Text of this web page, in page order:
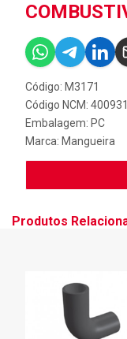
Código: M3171
Código NCM:
Embalagem: PC
Marca: Mangueira
Produtos